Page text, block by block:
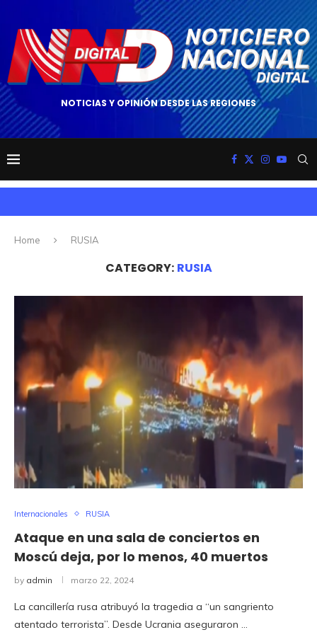
NOTICIAS Y OPINIÓN DESDE LAS REGIONES
Home RUSIA
CATEGORY: RUSIA
Internacionales RUSIA
Ataque en una sala de conciertos en
Moscú deja, por lo menos, 40 muertos
by admin marzo 22, 2024
La cancillería rusa atribuyó la tragedia a “un sangriento
atentado terrorista”. Desde Ucrania aseguraron …